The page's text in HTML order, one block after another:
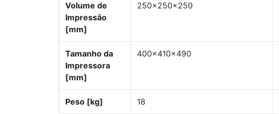
Volume de
Impressão
[mm]
250x250x250
Tamanho da
Impressora
[mm]
400x410x490
Peso [kg] 18